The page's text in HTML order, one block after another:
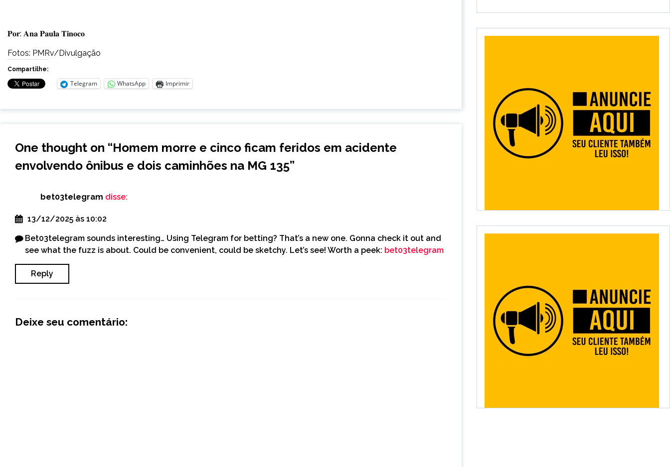
𝐏𝐨𝐫: 𝐀𝐧𝐚 𝐏𝐚𝐮𝐥𝐚 𝐓𝐢𝐧𝐨𝐜𝐨
Fotos: PMRv/Divulgação
Compartilhe:
Telegram WhatsApp Imprimir
One thought on “Homem morre e cinco ficam feridos em acidente
envolvendo ônibus e dois caminhões na MG 135”
bet03telegram disse:
13/12/2025 às 10:02
Bet03telegram sounds interesting… Using Telegram for betting? That’s a new one. Gonna check it out and
see what the fuzz is about. Could be convenient, could be sketchy. Let’s see! Worth a peek: bet03telegram
Reply
Deixe seu comentário: